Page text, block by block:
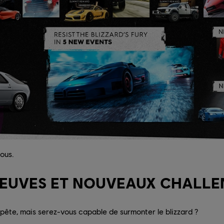
ET NOUVEAUX
mais serez-vous capable de surmonter le blizzard ?